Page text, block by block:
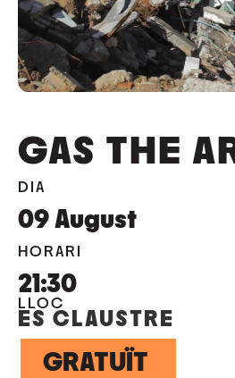
GAS THE
DIA
09 August
HORARI
21:30
LLOC
ES CLAUSTRE
GRATUÏT